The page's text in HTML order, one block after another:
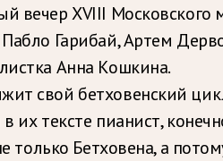
вечер ХVIII Московского
Гарибай, Артем
Анна Кошкина.
свой бетховенский
тексте пианист,
Бетховена, а